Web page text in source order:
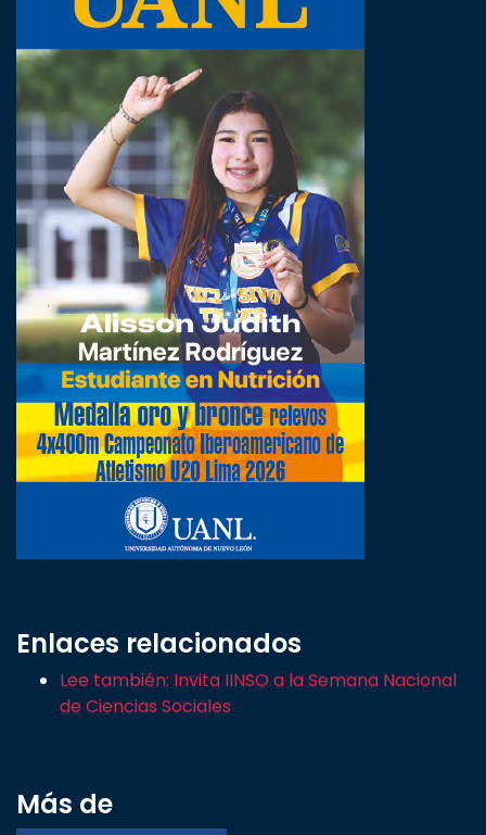
Enlaces relacionados
Lee también: Invita IINSO a la Semana Nacional
de Ciencias Sociales
Más de